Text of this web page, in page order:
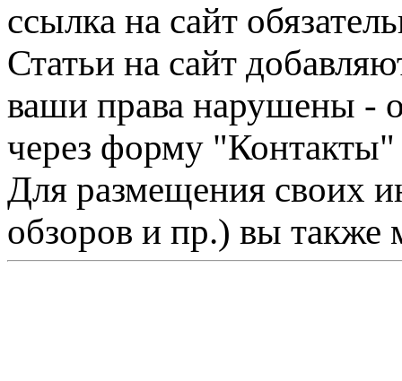
ссылка на сайт
Статьи на сайт
ваши права нарушены -
через форму "Контакты"
Для размещения своих
обзоров и пр.) вы также